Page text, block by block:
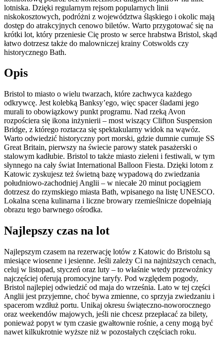
lotniska. Dzięki regularnym rejsom popularnych linii
niskokosztowych, podróżni z województwa śląskiego i okolic mają
dostęp do atrakcyjnych cenowo biletów. Warto przygotować się na
krótki lot, który przeniesie Cię prosto w serce hrabstwa Bristol, skąd
łatwo dotrzesz także do malowniczej krainy Cotswolds czy
historycznego Bath.
Opis
Bristol to miasto o wielu twarzach, które zachwyca każdego
odkrywcę. Jest kolebką Banksy’ego, więc spacer śladami jego
murali to obowiązkowy punkt programu. Nad rzeką Avon
rozpościera się ikona inżynierii – most wiszący Clifton Suspension
Bridge, z którego roztacza się spektakularny widok na wąwóz.
Warto odwiedzić historyczny port morski, gdzie dumnie cumuje SS
Great Britain, pierwszy na świecie parowy statek pasażerski o
stalowym kadłubie. Bristol to także miasto zieleni i festiwali, w tym
słynnego na cały świat International Balloon Fiesta. Dzięki lotom z
Katowic zyskujesz też świetną bazę wypadową do zwiedzania
południowo-zachodniej Anglii – w niecałe 20 minut pociągiem
dotrzesz do rzymskiego miasta Bath, wpisanego na listę UNESCO.
Lokalna scena kulinarna i liczne browary rzemieślnicze dopełniają
obrazu tego barwnego ośrodka.
Najlepszy czas na lot
Najlepszym czasem na rezerwację lotów z Katowic do Bristolu są
miesiące wiosenne i jesienne. Jeśli zależy Ci na najniższych cenach,
celuj w listopad, styczeń oraz luty – to właśnie wtedy przewoźnicy
najczęściej oferują promocyjne taryfy. Pod względem pogody,
Bristol najlepiej odwiedzić od maja do września. Lato w tej części
Anglii jest przyjemne, choć bywa zmienne, co sprzyja zwiedzaniu i
spacerom wzdłuż portu. Unikaj okresu świąteczno-noworocznego
oraz weekendów majowych, jeśli nie chcesz przepłacać za bilety,
ponieważ popyt w tym czasie gwałtownie rośnie, a ceny mogą być
nawet kilkukrotnie wyższe niż w pozostałych częściach roku.